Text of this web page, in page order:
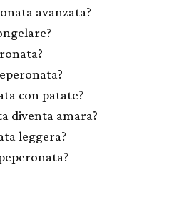
avanzata?
con patate?
diventa amara?
leggera?